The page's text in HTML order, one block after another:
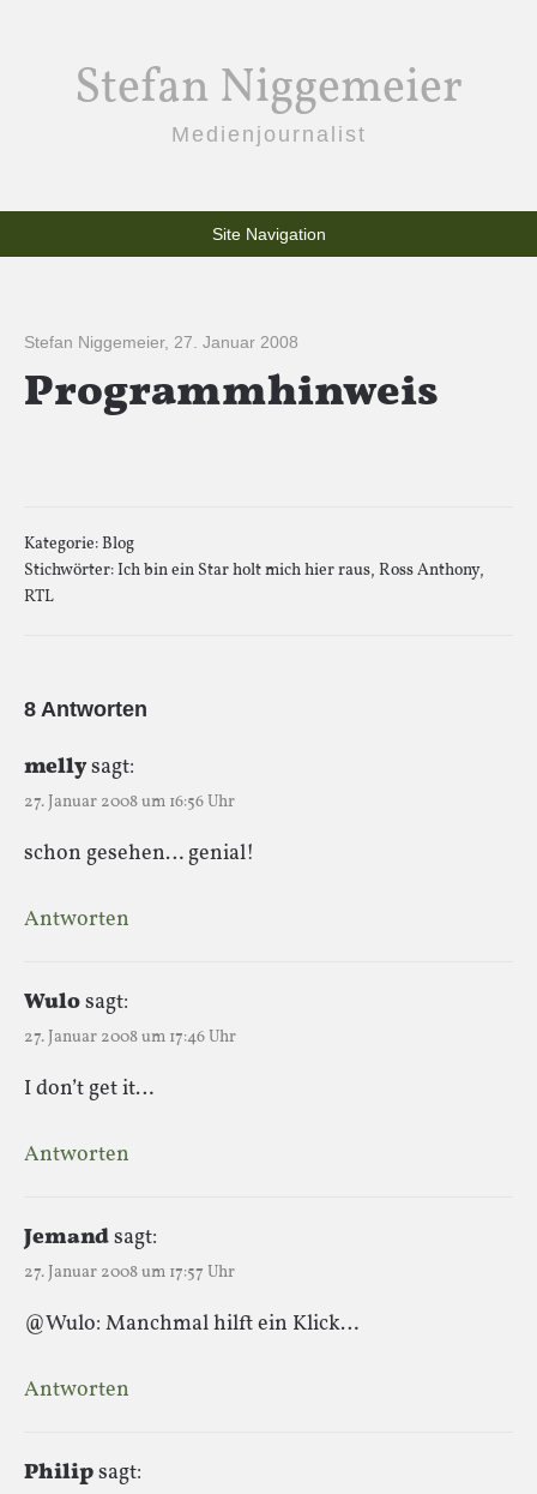
Stefan Niggemeier
Medienjournalist
Site Navigation
Stefan Niggemeier, 27. Januar 2008
Programmhinweis
Kategorie:Blog
Stichwörter:Ich bin ein Star holt mich hier raus, Ross Anthony,
RTL
8 Antworten
mellysagt:
27. Januar 2008 um 16:56 Uhr
schon gesehen… genial!
Antworten
Wulosagt:
27. Januar 2008 um 17:46 Uhr
I don’t get it…
Antworten
Jemandsagt:
27. Januar 2008 um 17:57 Uhr
@Wulo: Manchmal hilft ein Klick…
Antworten
Philipsagt: